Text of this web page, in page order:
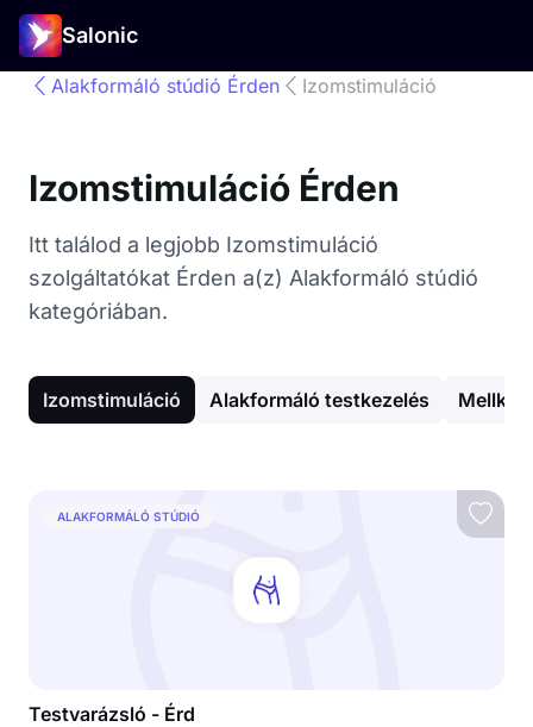
Salonic
Alakformáló stúdió Érden Izomstimuláció
Izomstimuláció Érden
Itt találod a legjobb Izomstimuláció
szolgáltatókat Érden a(z) Alakformáló stúdió
kategóriában.
Izomstimuláció Alakformáló testkezelés
ALAKFORMÁLÓ STÚDIÓ
Testvarázsló - Érd